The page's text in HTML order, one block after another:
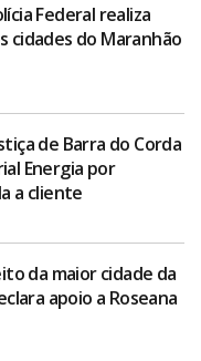
Federal realiza
cidades do Maranhão
de Barra do Corda
Energia por
a cliente
da maior cidade da
apoio a Roseana